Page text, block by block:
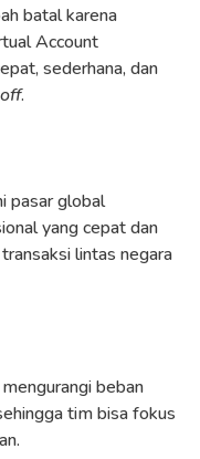
batal karena
Account
sederhana, dan
.
pasar global
yang cepat dan
lintas negara
beban
tim bisa fokus